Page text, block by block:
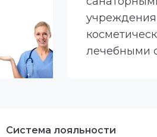
лечебными
Система лояльности